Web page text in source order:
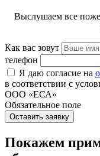
Выслушаем все
Как вас зовут
телефон
Я даю согласие на
в соответствии с
ООО «ЕСА»
Обязательное поле
Оставить заявку
Покажем